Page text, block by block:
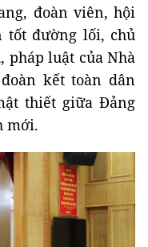
đoàn viên, hội
tốt đường lối, chủ
pháp luật của Nhà
kết toàn dân
thiết giữa Đảng
mới.